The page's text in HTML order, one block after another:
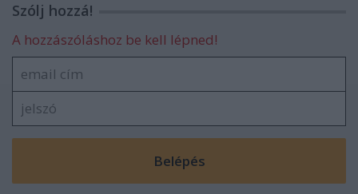
Szólj hozzá!
A hozzászóláshoz be kell lépned!